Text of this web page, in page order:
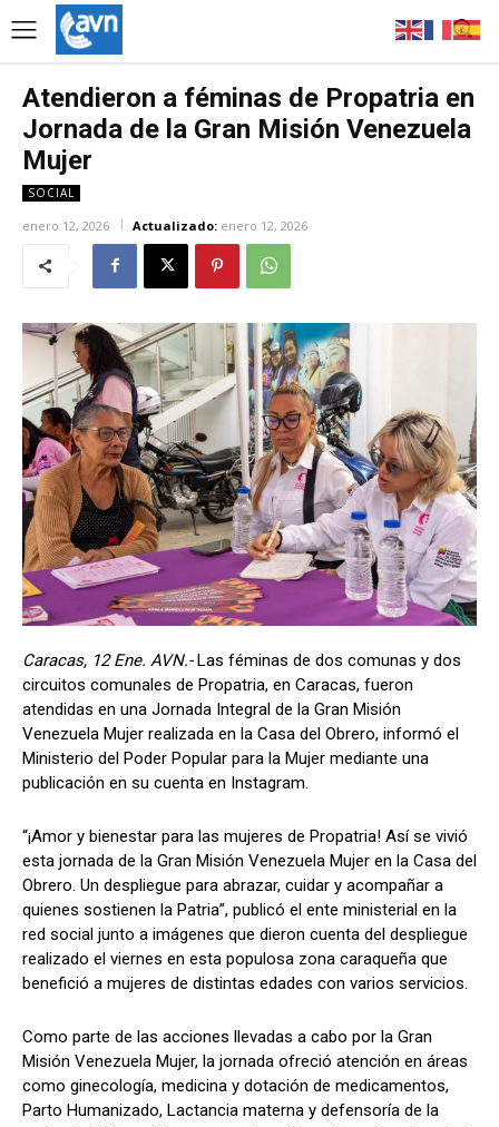
Atendieron a féminas de Propatria en
Jornada de la Gran Misión Venezuela
Mujer
SOCIAL
enero 12, 2026 Actualizado: enero 12, 2026
Caracas, 12 Ene. AVN.-Las féminas de dos comunas y dos
circuitos comunales de Propatria, en Caracas, fueron
atendidas en una Jornada Integral de la Gran Misión
Venezuela Mujer realizada en la Casa del Obrero, informó el
Ministerio del Poder Popular para la Mujer mediante una
publicación en su cuenta en Instagram.
“‎¡Amor y bienestar para las mujeres de Propatria! Así se vivió
esta jornada de la Gran Misión Venezuela Mujer en la Casa del
Obrero. Un despliegue para abrazar, cuidar y acompañar a
quienes sostienen la Patria”, publicó el ente ministerial en la
red social junto a imágenes que dieron cuenta del despliegue
realizado el viernes en esta populosa zona caraqueña que
benefició a mujeres de distintas edades con varios servicios.
Como parte de las acciones llevadas a cabo por la Gran
Misión Venezuela Mujer, la jornada ofreció atención en áreas
como ginecología, medicina y dotación de medicamentos,
Parto Humanizado, Lactancia materna y defensoría de la